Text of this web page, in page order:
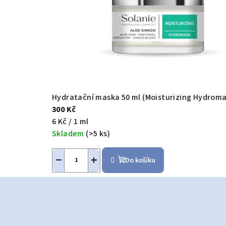
Hydratační maska 50 ml (Moisturizing
300 Kč
Měrná
cena:
6 Kč / 1 ml
Skladem (>5 ks)
+
− Do košíku